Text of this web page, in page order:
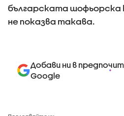
българската шофьорска
не показва такава.
Добави ни в
Google